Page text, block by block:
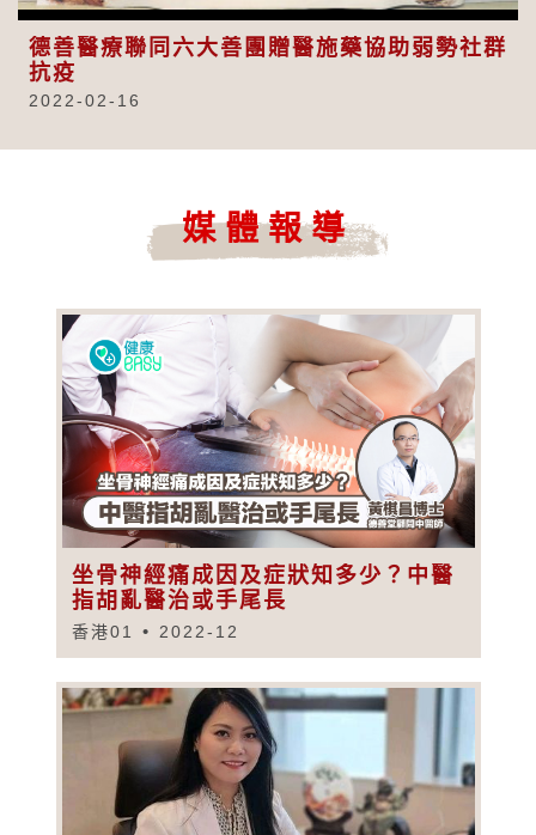
德善醫療聯同六大善團贈醫施藥協助弱勢社群
抗疫
2022-02-16
媒體報導
坐骨神經痛成因及症狀知多少？中醫
指胡亂醫治或手尾長
香港01 2022-12